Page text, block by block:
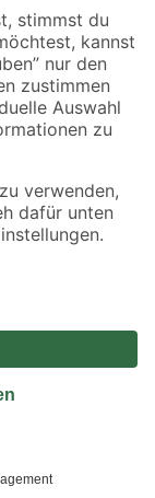
sind unter
beziehen
hier